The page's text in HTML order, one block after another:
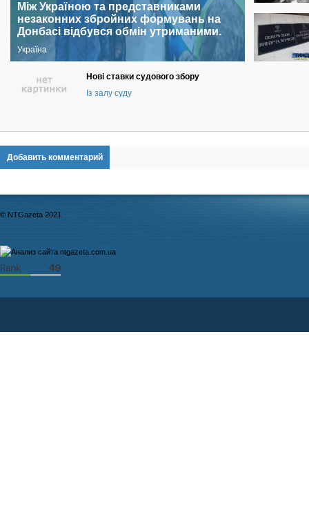
Між Україною та представниками
незаконних збройних формувань на
Донбасі відбувся обмін утриманими.
Україна
Нові ставки судового збору
Із залу суду
Добавить комментарий
© NTGazeta 2021